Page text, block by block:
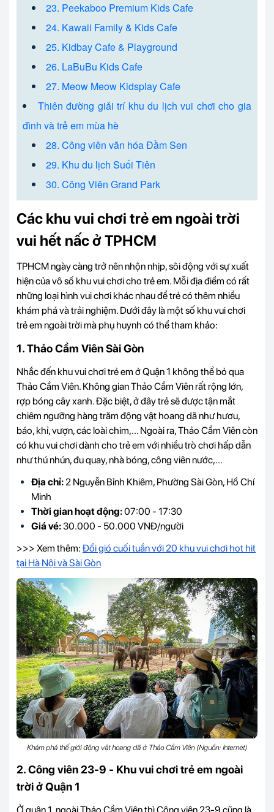
23. Peekaboo Premium Kids Cafe
24. Kawaii Family & Kids Cafe
25. Kidbay Cafe & Playground
26. LaBuBu Kids Cafe
27. Meow Meow Kidsplay Cafe
Thiên đường giải trí khu du lịch vui chơi cho gia
đình và trẻ em mùa hè
28. Công viên văn hóa Đầm Sen
29. Khu du lịch Suối Tiên
30. Công Viên Grand Park
Các khu vui chơi trẻ em ngoài trời
vui hết nấc ở TPHCM
TPHCM ngày càng trở nên nhộn nhịp, sôi động với sự xuất
hiện của vô số khu vui chơi cho trẻ em. Mỗi địa điểm có rất
những loại hình vui chơi khác nhau để trẻ có thêm nhiều
khám phá và trải nghiệm. Dưới đây là một số khu vui chơi
trẻ em ngoài trời mà phụ huynh có thể tham khảo:
1. Thảo Cầm Viên Sài Gòn
Nhắc đến khu vui chơi trẻ em ở Quận 1 không thể bỏ qua
Thảo Cầm Viên. Không gian Thảo Cầm Viên rất rộng lớn,
rợp bóng cây xanh. Đặc biệt, ở đây trẻ sẽ được tận mắt
chiêm ngưỡng hàng trăm động vật hoang dã như hươu,
báo, khỉ, vượn, các loài chim,... Ngoài ra, Thảo Cầm Viên còn
có khu vui chơi dành cho trẻ em với nhiều trò chơi hấp dẫn
như thú nhún, đu quay, nhà bóng, công viên nước,...
Địa chỉ: 2 Nguyễn Bỉnh Khiêm, Phường Sài Gòn, Hồ Chí
Minh
Thời gian hoạt động:07:00 - 17:30
Giá vé:30.000 - 50.000 VNĐ/người
>>> Xem thêm: Đổi gió cuối tuần với 20 khu vui chơi hot hit
tại Hà Nội và Sài Gòn
Khám phá thế giới động vật hoang dã ở Thảo Cầm Viên (Nguồn: Internet)
2. Công viên 23-9 - Khu vui chơi trẻ em ngoài
trời ở Quận 1